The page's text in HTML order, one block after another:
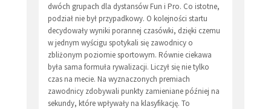
dwóch grupach dla dystansów Fun i Pro. Co istotne,
podział nie był przypadkowy. O kolejności startu
decydowały wyniki porannej czasówki, dzięki czemu
w jednym wyścigu spotykali się zawodnicy o
zbliżonym poziomie sportowym. Równie ciekawa
była sama formuła rywalizacji. Liczył się nie tylko
czas na mecie. Na wyznaczonych premiach
zawodnicy zdobywali punkty zamieniane później na
sekundy, które wpływały na klasyfikację. To